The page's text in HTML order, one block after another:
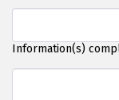
Information(s)